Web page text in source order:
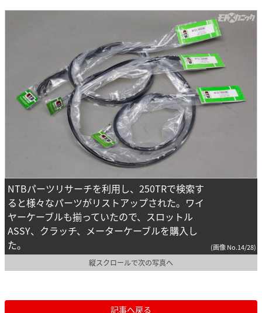
NTBパーツリサーチを利用し、250TRで検索す
ると様々なパーツがリストアップされた。ワイ
ヤーケーブルも揃っていたので、スロットル
ASSY、クラッチ、メーターケーブルを購入し
た。
(画像 No.14/28)
縦スクロールで次の写真へ
記事へ戻る